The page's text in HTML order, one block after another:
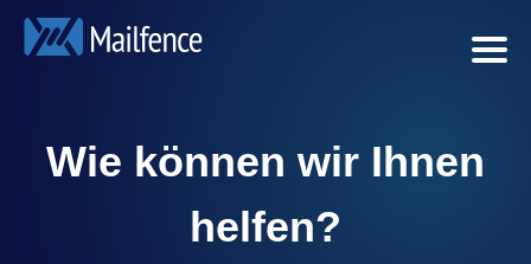
Wie können wir Ihnen
helfen?